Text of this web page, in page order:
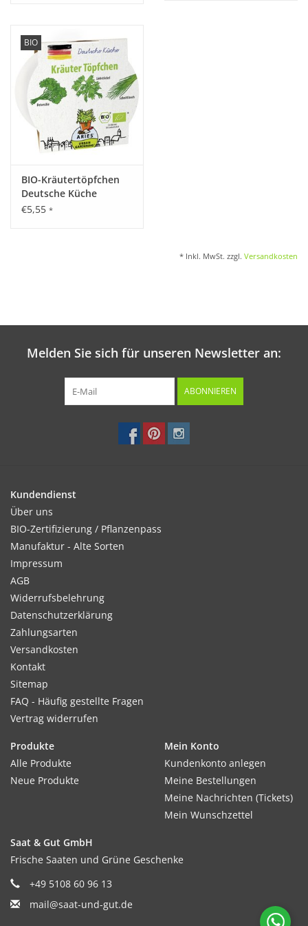
BIO
BIO-Kräutertöpfchen
Deutsche Küche
€5,55 *
* Inkl. MwSt. zzgl. Versandkosten
Melden Sie sich für unseren Newsletter an:
ABONNIEREN
Kundendienst
Über uns
BIO-Zertifizierung / Pflanzenpass
Manufaktur - Alte Sorten
Impressum
AGB
Widerrufsbelehrung
Datenschutzerklärung
Zahlungsarten
Versandkosten
Kontakt
Sitemap
FAQ - Häufig gestellte Fragen
Vertrag widerrufen
Produkte
Alle Produkte
Neue Produkte
Mein Konto
Kundenkonto anlegen
Meine Bestellungen
Meine Nachrichten (Tickets)
Mein Wunschzettel
Saat & Gut GmbH
Frische Saaten und Grüne Geschenke
+49 5108 60 96 13
mail@saat-und-gut.de